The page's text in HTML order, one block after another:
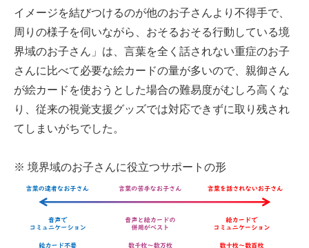
イメージを結びつけるのが他のお子さんより不得手で、
周りの様子を伺いながら、おそるおそる行動している境
界域のお子さん」は、言葉を全く話されない重症のお子
さんに比べて必要な絵カードの量が多いので、親御さん
が絵カードを使おうとした場合の難易度がむしろ高くな
り、従来の視覚支援グッズでは対応できずに取り残され
てしまいがちでした。
※ 境界域のお子さんに役立つサポートの形